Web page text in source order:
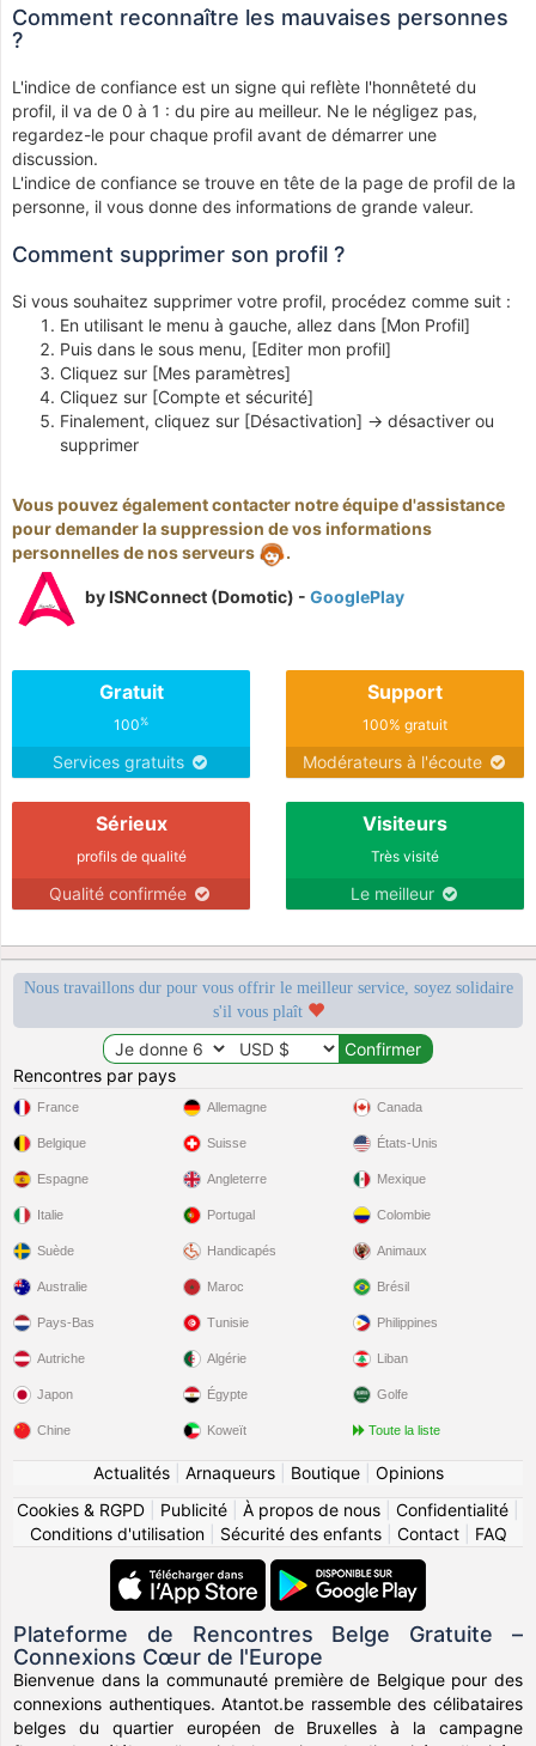
Comment reconnaître les mauvaises personnes
?
L'indice de confiance est un signe qui reflète l'honnêteté du
profil, il va de 0 à 1 : du pire au meilleur. Ne le négligez pas,
regardez-le pour chaque profil avant de démarrer une
discussion.
L'indice de confiance se trouve en tête de la page de profil de la
personne, il vous donne des informations de grande valeur.
Comment supprimer son profil ?
Si vous souhaitez supprimer votre profil, procédez comme suit :
En utilisant le menu à gauche, allez dans [Mon Profil]
Puis dans le sous menu, [Editer mon profil]
Cliquez sur [Mes paramètres]
Cliquez sur [Compte et sécurité]
Finalement, cliquez sur [Désactivation] -> désactiver ou
supprimer
Vous pouvez également contacter notre équipe d'assistance
pour demander la suppression de vos informations
personnelles de nos serveurs
.
by ISNConnect (Domotic) -GooglePlay
Gratuit
100%
Services gratuits
Support
100% gratuit
Modérateurs à l'écoute
Sérieux
profils de qualité
Qualité confirmée
Visiteurs
Très visité
Le meilleur
Nous travaillons dur pour vous offrir le meilleur service, soyez solidaire
s'il vous plaît
Rencontres par pays
France
Belgique
Espagne
Italie
Suède
Allemagne
Suisse
Angleterre
Portugal
Handicapés
Canada
États-Unis
Mexique
Colombie
Animaux
Australie
Pays-Bas
Autriche
Japon
Chine
Maroc
Tunisie
Algérie
Égypte
Koweït
Brésil
Philippines
Liban
Golfe
Toute la liste
Actualités| Arnaqueurs| Boutique| Opinions
Cookies & RGPD
Publicité À propos de nous Confidentialité
Conditions d'utilisation| Sécurité des enfants| Contact| FAQ
Plateforme de Rencontres Belge Gratuite –
Connexions Cœur de l'Europe
Bienvenue dans la communauté première de Belgique pour des
connexions authentiques. Atantot.be rassemble des célibataires
belges du quartier européen de Bruxelles à la campagne